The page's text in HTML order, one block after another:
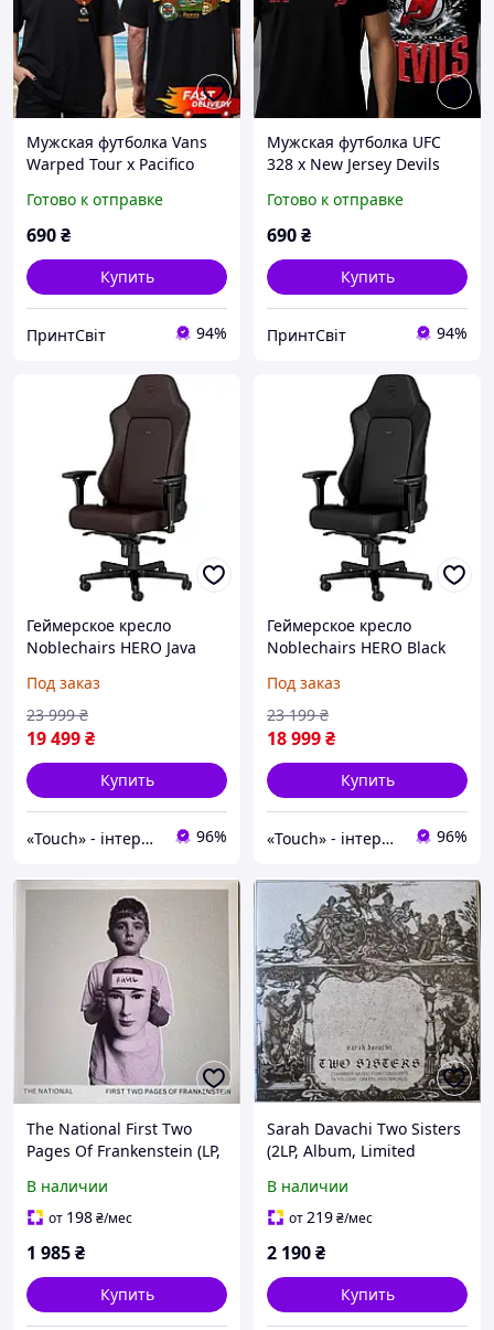
Мужская футболка Vans
Warped Tour x Pacifico
Two Sided, Черный, XS
Готово к отправке
690₴
Купить
ПринтСвіт 94%
Мужская футболка UFC
328 x New Jersey Devils
Черный, XS
Готово к отправке
690₴
Купить
ПринтСвіт 94%
Геймерское кресло
Noblechairs HERO Java
[165704]
Под заказ
19 499₴
23 999 ₴
Купить
«Touch» - інтернет-магазин електроніки та гаджетів 96%
Геймерское кресло
Noblechairs HERO Black
[165685]
Под заказ
18 999₴
23 199 ₴
Купить
«Touch» - інтернет-магазин електроніки та гаджетів 96%
The National First Two
Pages Of Frankenstein (LP,
Red Vinyl)
В наличии
от 198₴/мес
1 985₴
Купить
Sarah Davachi Two Sisters
(2LP, Album, Limited
Vinyl)
В наличии
от219₴/мес
2 190₴
Купить